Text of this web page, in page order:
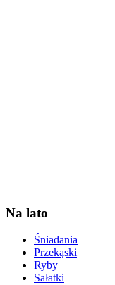
Na lato
Śniadania
Przekąski
Ryby
Sałatki